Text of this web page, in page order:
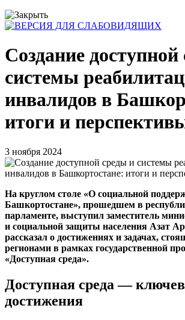
Создание
системы
инвалидов в
итоги и
3 ноября 2024
На круглом столе «О социальной
Башкортостане», прошедшем в
парламенте, выступил заместитель
и социальной защиты населения Азат
рассказал о достижениях и задачах,
регионами в рамках государственной
«Доступная среда».
Доступная среда —
достижения